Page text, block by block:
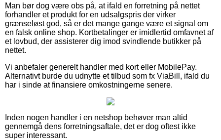
Man bør dog være obs på, at ifald en forretning på nettet
forhandler et produkt for en udsalgspris der virker
grænseløst god, så er det mange gange være et signal om
en falsk online shop. Kortbetalinger er imidlertid omfavnet af
et lovbud, der assisterer dig imod svindlende butikker på
nettet.
Vi anbefaler generelt handler med kort eller MobilePay.
Alternativt burde du udnytte et tilbud som fx ViaBill, ifald du
har i sinde at finansiere omkostningerne senere.
Inden nogen handler i en netshop behøver man altid
gennemgå dens forretningsaftale, det er dog oftest ikke
super interessant.